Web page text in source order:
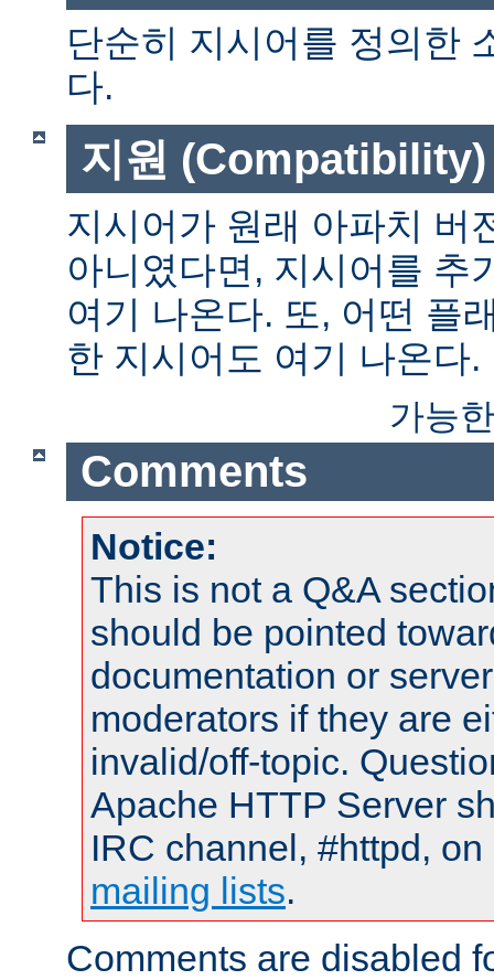
단순히 지시어를 정의한
다.
지원 (Compatibility)
지시어가 원래 아파치 버
아니였다면, 지시어를 추
여기 나온다. 또, 어떤 플
한 지시어도 여기 나온다.
가능
Comments
Notice:
This is not a Q&A
should be pointed
documentation or
moderators if they are
invalid/off-topic.
Apache HTTP Server
IRC channel, #httpd,
mailing lists.
Comments are disabled